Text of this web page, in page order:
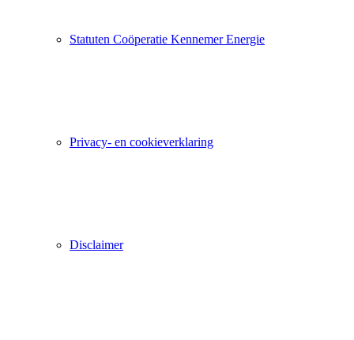
Statuten Coöperatie Kennemer Energie
Privacy- en cookieverklaring
Disclaimer